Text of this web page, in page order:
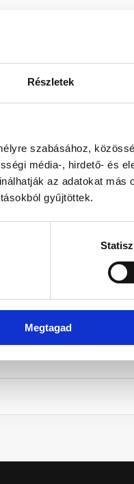
Részletek
szabásához,
média-, hirdető- és
az adatokat más
gyűjtöttek.
Megtagad